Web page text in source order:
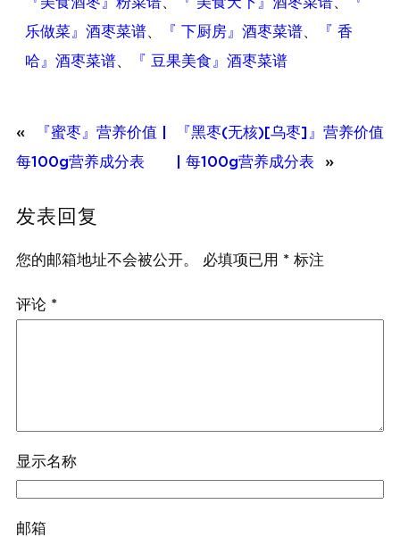
乐做菜』酒枣菜谱、 『 下厨房』酒枣菜谱、
『 香
哈』酒枣菜谱、 『 豆果美食』酒枣菜谱
«
『蜜枣』营养价值 |
每100g营养成分表
『黑枣(无核)[乌枣]』营养价值
| 每100g营养成分表
»
发表回复
您的邮箱地址不会被公开。 必填项已用 * 标注
评论 *
显示名称
邮箱